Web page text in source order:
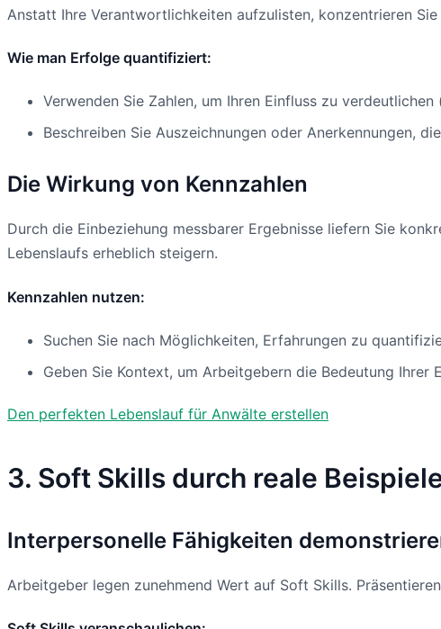
Anstatt Ihre Verantwortlichkeiten aufzulisten, konzentrieren
Wie man Erfolge quantifiziert:
Verwenden Sie Zahlen, um Ihren Einfluss zu
Beschreiben Sie Auszeichnungen oder Anerkennungen,
Die Wirkung von Kennzahlen
Durch die Einbeziehung messbarer Ergebnisse liefern Sie
Lebenslaufs erheblich steigern.
Kennzahlen nutzen:
Suchen Sie nach Möglichkeiten, Erfahrungen zu
Geben Sie Kontext, um Arbeitgebern die Bedeutung Ihrer
Den perfekten Lebenslauf für Anwälte erstellen
3. Soft Skills durch reale
Interpersonelle Fähigkeiten
Arbeitgeber legen zunehmend Wert auf Soft Skills.